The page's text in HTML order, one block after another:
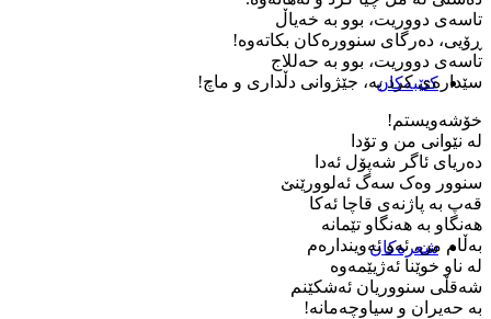
کتێبەکان
شعرەکان
تاسەی دووریت، بوو بە خەیاڵ
ڕۆیی، دەرگای سنوورەکان بکاتەوە!
تاسەی دووریت، بوو بە ‌حەللاج
سێدارەی کرد بە، ‌جێژوانی دڵداری و ماچ!
خۆشەویستم!
لە ‌نێوانی من و تۆدا
دەریای ئاگر شەپۆل ئەدا
سنوور وەک سەگ ئەلوورێنێ
قەپ بە پاژنەی قاچا ئەکا
هەنگاو بە ‌هەنگاو تێمانە
بەڵام من، ئەو ئەویندارەم
لە ‌ناو خوێنا ئەژیێمەوە
شەقڵی سنووریان ئەشکێنم
بە ‌حەیران و سیاوچەمانە!